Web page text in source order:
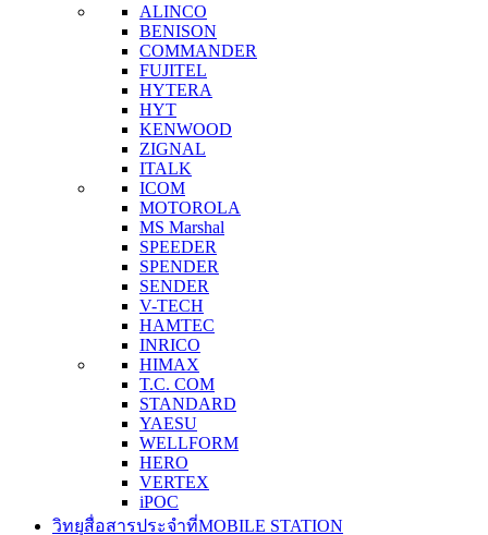
ALINCO
BENISON
COMMANDER
FUJITEL
HYTERA
HYT
KENWOOD
ZIGNAL
ITALK
ICOM
MOTOROLA
MS Marshal
SPEEDER
SPENDER
SENDER
V-TECH
HAMTEC
INRICO
HIMAX
T.C. COM
STANDARD
YAESU
WELLFORM
HERO
VERTEX
iPOC
วิทยุสื่อสารประจำที่MOBILE STATION